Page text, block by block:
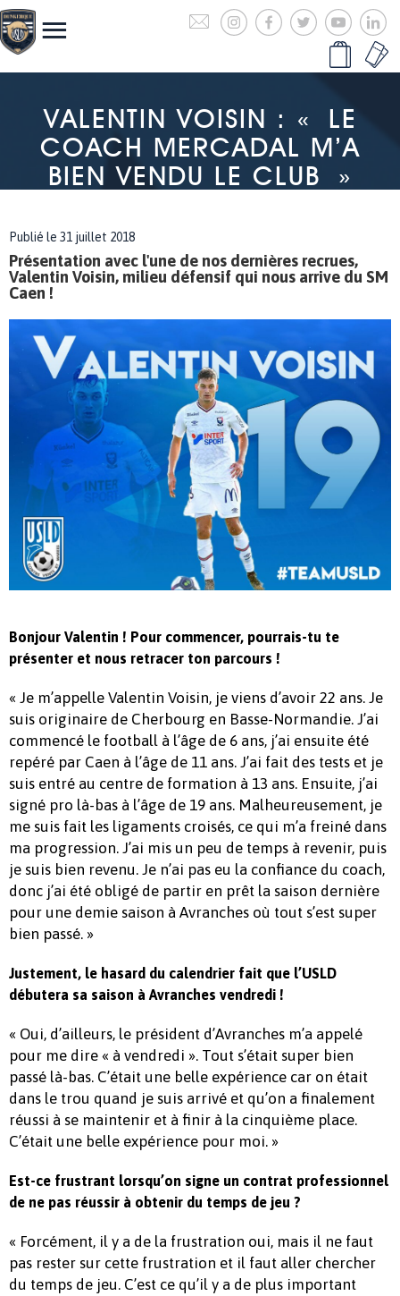
VALENTIN VOISIN : « LE
COACH MERCADAL M’A
BIEN VENDU LE CLUB »
Publié le 31 juillet 2018
Présentation avec l'une de nos dernières recrues,
Valentin Voisin, milieu défensif qui nous arrive du SM
Caen !
Bonjour Valentin ! Pour commencer, pourrais-tu te
présenter et nous retracer ton parcours !
« Je m’appelle Valentin Voisin, je viens d’avoir 22 ans. Je
suis originaire de Cherbourg en Basse-Normandie. J’ai
commencé le football à l’âge de 6 ans, j’ai ensuite été
repéré par Caen à l’âge de 11 ans. J’ai fait des tests et je
suis entré au centre de formation à 13 ans. Ensuite, j’ai
signé pro là-bas à l’âge de 19 ans. Malheureusement, je
me suis fait les ligaments croisés, ce qui m’a freiné dans
ma progression. J’ai mis un peu de temps à revenir, puis
je suis bien revenu. Je n’ai pas eu la confiance du coach,
donc j’ai été obligé de partir en prêt la saison dernière
pour une demie saison à Avranches où tout s’est super
bien passé. »
Justement, le hasard du calendrier fait que l’USLD
débutera sa saison à Avranches vendredi !
« Oui, d’ailleurs, le président d’Avranches m’a appelé
pour me dire « à vendredi ». Tout s’était super bien
passé là-bas. C’était une belle expérience car on était
dans le trou quand je suis arrivé et qu’on a finalement
réussi à se maintenir et à finir à la cinquième place.
C’était une belle expérience pour moi. »
Est-ce frustrant lorsqu’on signe un contrat professionnel
de ne pas réussir à obtenir du temps de jeu ?
« Forcément, il y a de la frustration oui, mais il ne faut
pas rester sur cette frustration et il faut aller chercher
du temps de jeu. C’est ce qu’il y a de plus important